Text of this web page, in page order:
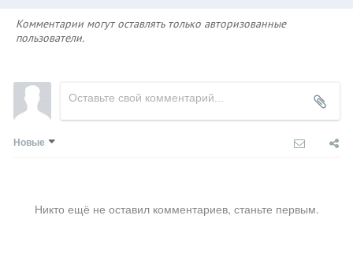
Комментарии могут оставлять только авторизованные
пользователи.
Новые
Никто ещё не оставил комментариев, станьте первым.